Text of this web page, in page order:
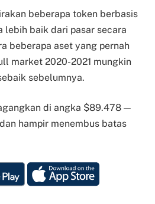
beberapa token berbasis
lebih baik dari pasar secara
beberapa aset yang pernah
market 2020-2021 mungkin
sebelumnya.
di angka $89.478 —
hampir menembus batas